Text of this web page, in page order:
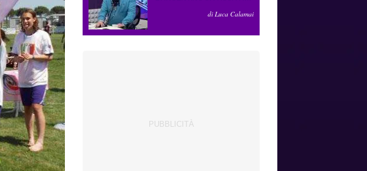
L’AMICHEVOLE CON IL
di Luca Calamai